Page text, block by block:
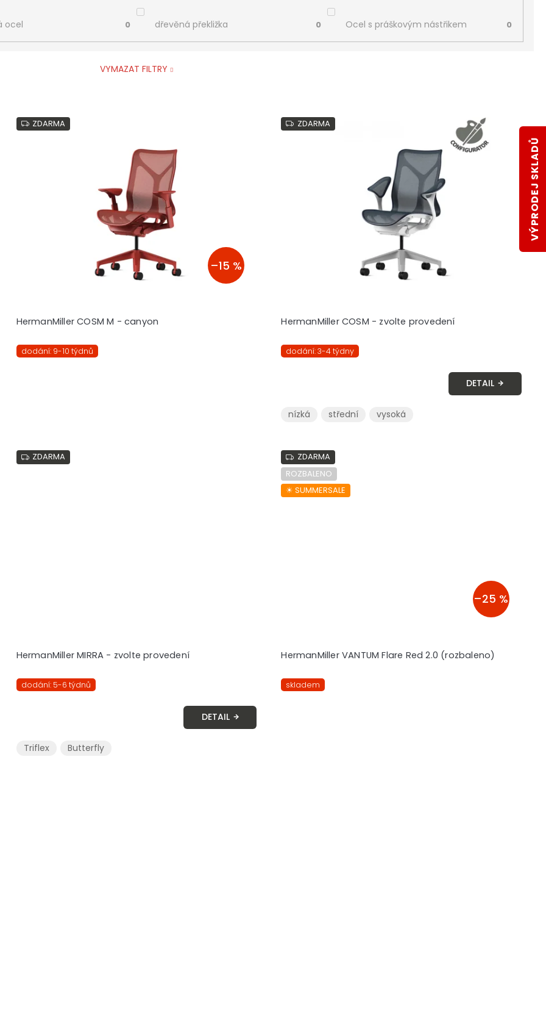
ocel 0 dřevěná překližka 0 Ocel s práškovým nástřikem 0
VYMAZAT FILTRY
ZDARMA
–15 %
HermanMiller COSM M - canyon
dodání: 9-10 týdnů
ZDARMA
HermanMiller COSM - zvolte provedení
dodání: 3-4 týdny
DETAIL
nízká střední vysoká
ZDARMA
HermanMiller MIRRA - zvolte provedení
dodání: 5-6 týdnů
DETAIL
Triflex Butterfly
ZDARMA
ROZBALENO
☀︎ SUMMERSALE
–25 %
HermanMiller VANTUM Flare Red 2.0 (rozbaleno)
skladem
VÝPRODEJ SKLADŮ